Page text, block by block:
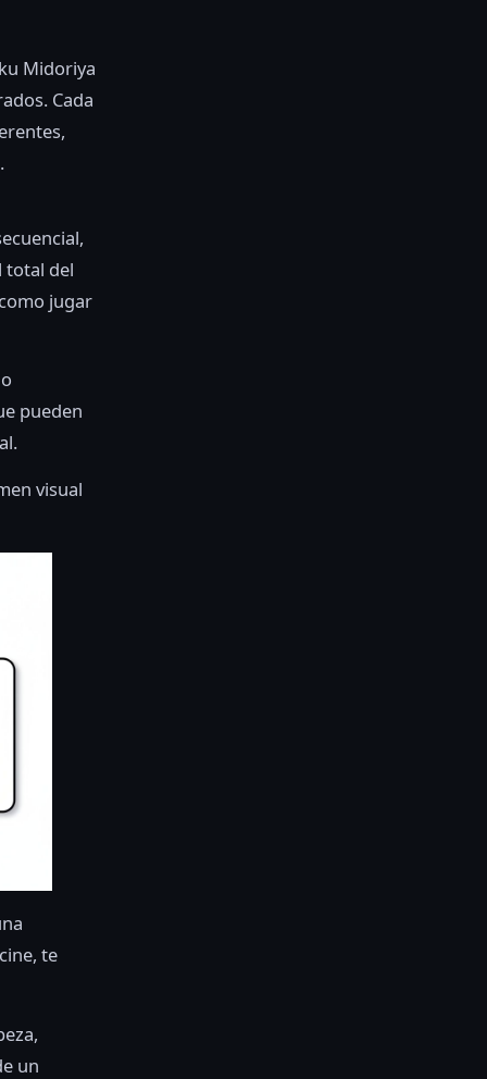
Midoriya
Cada
total del
jugar
pueden
visual
te
un